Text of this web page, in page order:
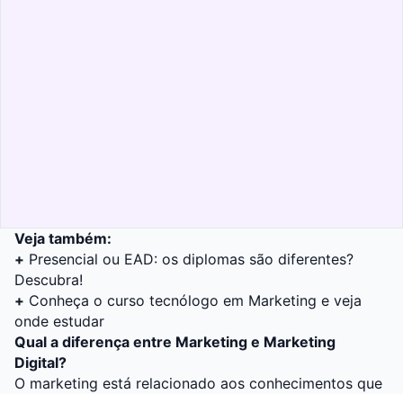
Veja também:
+ Presencial ou EAD: os diplomas são diferentes?
Descubra!
+ Conheça o curso tecnólogo em Marketing e veja
onde estudar
Qual a diferença entre Marketing e Marketing
Digital?
O marketing está relacionado aos conhecimentos que